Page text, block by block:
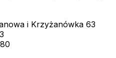
i Krzyżanówka 63